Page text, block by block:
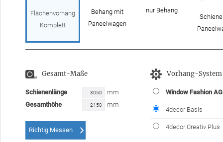
Flächenvorhang
Komplett
Behang mit
Paneelwagen
nur Behang
Gesamt-Maße
Schienenlänge
mm
Gesamthöhe
mm
Richtig Messen
Vorhang-System
Window Fashion AG
4decor Basis
4decor Creativ Plus